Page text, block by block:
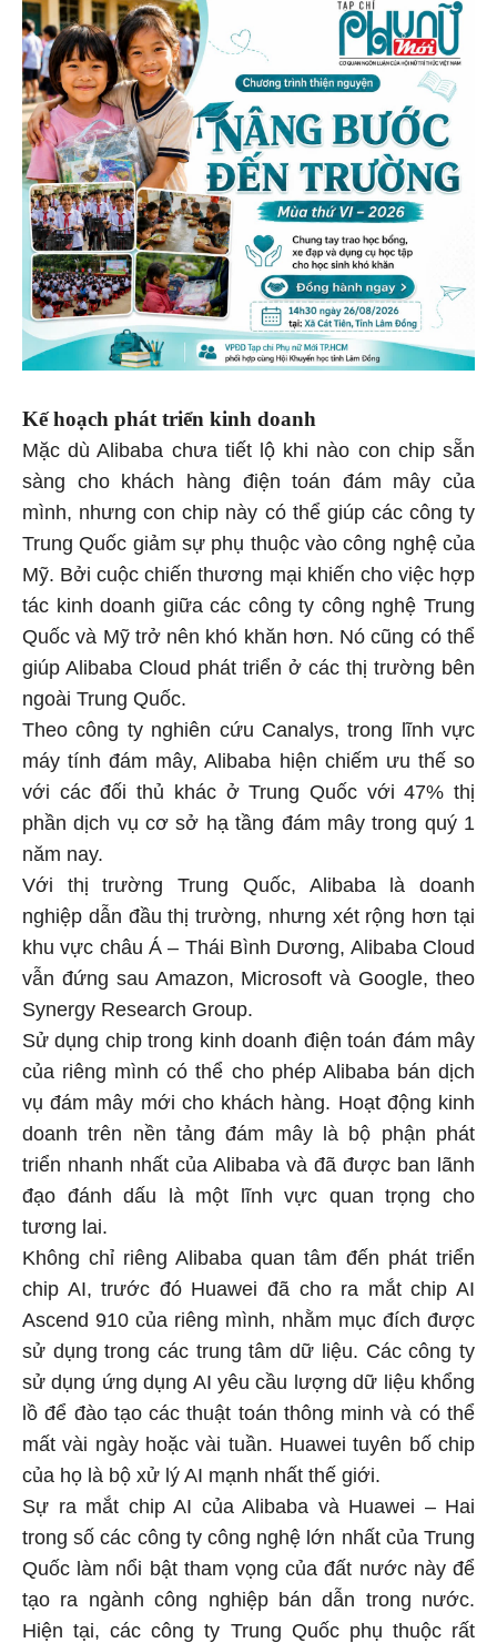
Kế hoạch phát triển kinh doanh
Mặc dù Alibaba chưa tiết lộ khi nào con chip sẵn
sàng cho khách hàng điện toán đám mây của
mình, nhưng con chip này có thể giúp các công ty
Trung Quốc giảm sự phụ thuộc vào công nghệ của
Mỹ. Bởi cuộc chiến thương mại khiến cho việc hợp
tác kinh doanh giữa các công ty công nghệ Trung
Quốc và Mỹ trở nên khó khăn hơn. Nó cũng có thể
giúp Alibaba Cloud phát triển ở các thị trường bên
ngoài Trung Quốc.
Theo công ty nghiên cứu Canalys, trong lĩnh vực
máy tính đám mây, Alibaba hiện chiếm ưu thế so
với các đối thủ khác ở Trung Quốc với 47% thị
phần dịch vụ cơ sở hạ tầng đám mây trong quý 1
năm nay.
Với thị trường Trung Quốc, Alibaba là doanh
nghiệp dẫn đầu thị trường, nhưng xét rộng hơn tại
khu vực châu Á – Thái Bình Dương, Alibaba Cloud
vẫn đứng sau Amazon, Microsoft và Google, theo
Synergy Research Group.
Sử dụng chip trong kinh doanh điện toán đám mây
của riêng mình có thể cho phép Alibaba bán dịch
vụ đám mây mới cho khách hàng. Hoạt động kinh
doanh trên nền tảng đám mây là bộ phận phát
triển nhanh nhất của Alibaba và đã được ban lãnh
đạo đánh dấu là một lĩnh vực quan trọng cho
tương lai.
Không chỉ riêng Alibaba quan tâm đến phát triển
chip AI, trước đó Huawei đã cho ra mắt chip AI
Ascend 910 của riêng mình, nhằm mục đích được
sử dụng trong các trung tâm dữ liệu. Các công ty
sử dụng ứng dụng AI yêu cầu lượng dữ liệu khổng
lồ để đào tạo các thuật toán thông minh và có thể
mất vài ngày hoặc vài tuần. Huawei tuyên bố chip
của họ là bộ xử lý AI mạnh nhất thế giới.
Sự ra mắt chip AI của Alibaba và Huawei – Hai
trong số các công ty công nghệ lớn nhất của Trung
Quốc làm nổi bật tham vọng của đất nước này để
tạo ra ngành công nghiệp bán dẫn trong nước.
Hiện tại, các công ty Trung Quốc phụ thuộc rất